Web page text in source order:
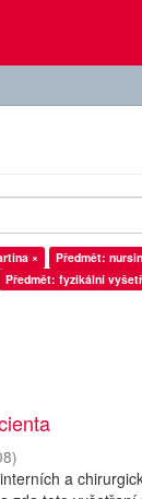
× Předmět:
Předmět: fyzikální
)
a